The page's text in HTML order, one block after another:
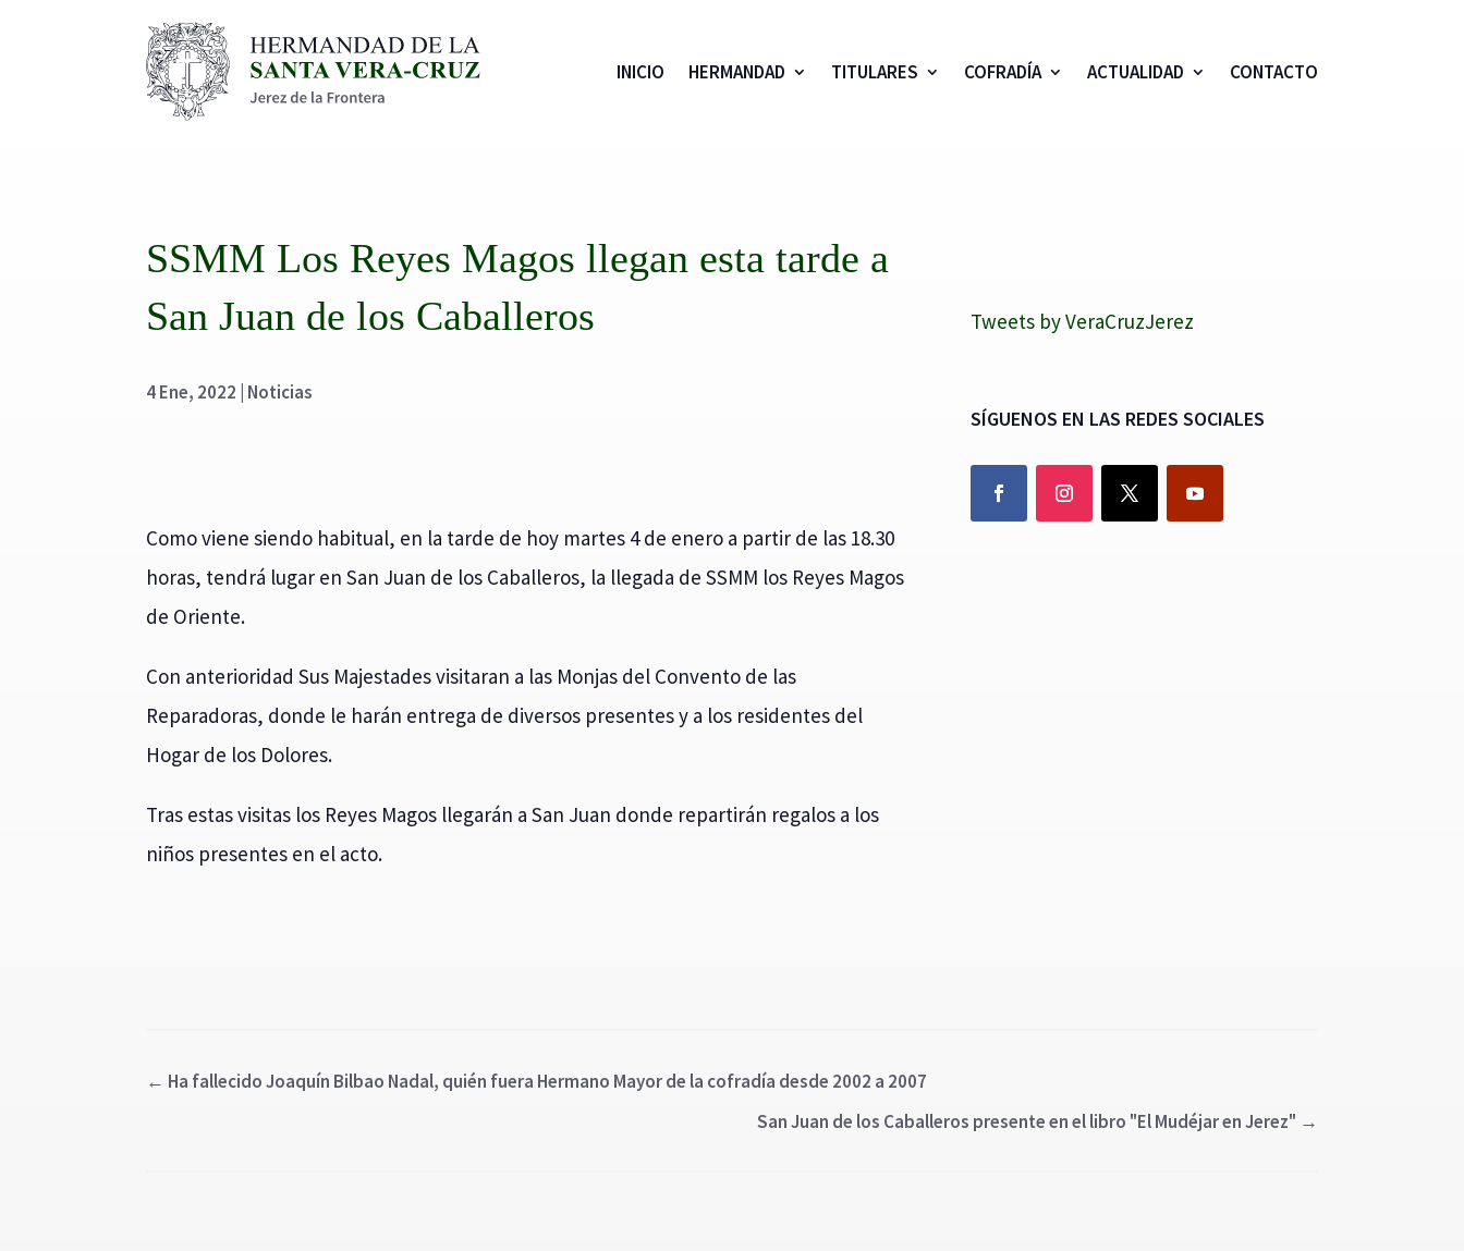
INICIO HERMANDAD TITULARES COFRADÍA ACTUALIDAD CONTACTO
SSMM Los Reyes Magos llegan esta tarde a
San Juan de los Caballeros
4 Ene, 2022 Noticias
Como viene siendo habitual, en la tarde de hoy martes 4 de enero a partir de las 18.30
horas, tendrá lugar en San Juan de los Caballeros, la llegada de SSMM los Reyes Magos
de Oriente.
Con anterioridad Sus Majestades visitaran a las Monjas del Convento de las
Reparadoras, donde le harán entrega de diversos presentes y a los residentes del
Hogar de los Dolores.
Tras estas visitas los Reyes Magos llegarán a San Juan donde repartirán regalos a los
niños presentes en el acto.
Tweets by VeraCruzJerez
SÍGUENOS EN LAS REDES SOCIALES
← Ha fallecido Joaquín Bilbao Nadal, quién fuera Hermano Mayor de la cofradía desde 2002 a 2007
San Juan de los Caballeros presente en el libro "El Mudéjar en Jerez" →